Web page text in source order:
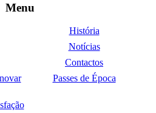
Menu
História
Notícias
Contactos
Passes de Época